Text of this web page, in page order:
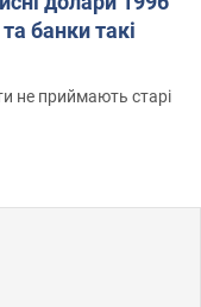
банки такі
не приймають старі